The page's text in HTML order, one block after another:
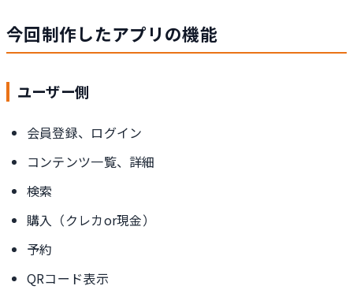
今回制作したアプリの機能
ユーザー側
会員登録、ログイン
コンテンツ一覧、詳細
検索
購入（クレカor現金）
予約
QRコード表示